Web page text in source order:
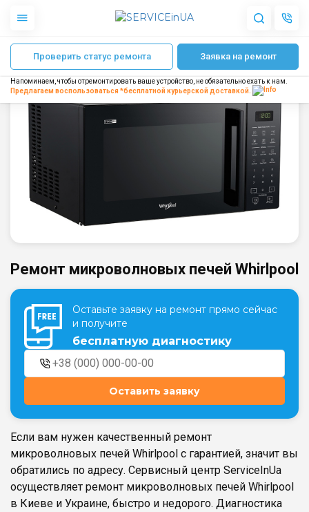
Apple
Гаджеты
Акустика
Бытовая техника
Другое
О нас
Доставка и оплата
Блог
Запчасти для смартфонов
Театральная
г. Киев, ул. Крещатик 44-А
г. Киев, ТЦ LAKE PLAZA, ул. Героев
полка «Азов», 12
Дворец "Украина"
г. Киев, ул. Казимира Малевича, 87
Дарница
г. Киев, Комфорт Таун, ул.
Березнева, 16, корпус 3
Проверить статус ремонта Заявка на ремонт
Напоминаем, чтобы отремонтировать ваше устройство, не обязательно ехать к нам.
Предлагаем воспользоваться *бесплатнойкурьерской доставкой.
Главная Ремонт микроволновых печей Ремонт микроволновых
Ремонт микроволновых печей Whirlpool
Оставьте заявку на ремонт прямо сейчас
и получите
бесплатную диагностику
Оставить заявку
Если вам нужен качественный ремонт
микроволновых печей Whirlpool с гарантией, значит вы
обратились по адресу. Сервисный центр ServiceInUa
осуществляет ремонт микроволновых печей Whirlpool
в Киеве и Украине, быстро и недорого. Диагностика